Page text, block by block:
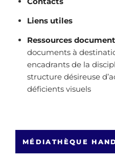
Liens utiles
Ressources
documents à
encadrants de la
structure désireuse
déficients visuels
MÉDIATHÈQUE